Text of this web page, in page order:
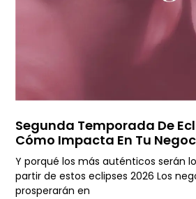
Segunda Temporada De
Cómo Impacta En Tu
Y porqué los más auténticos serán
partir de estos eclipses 2026 Los
prosperarán en